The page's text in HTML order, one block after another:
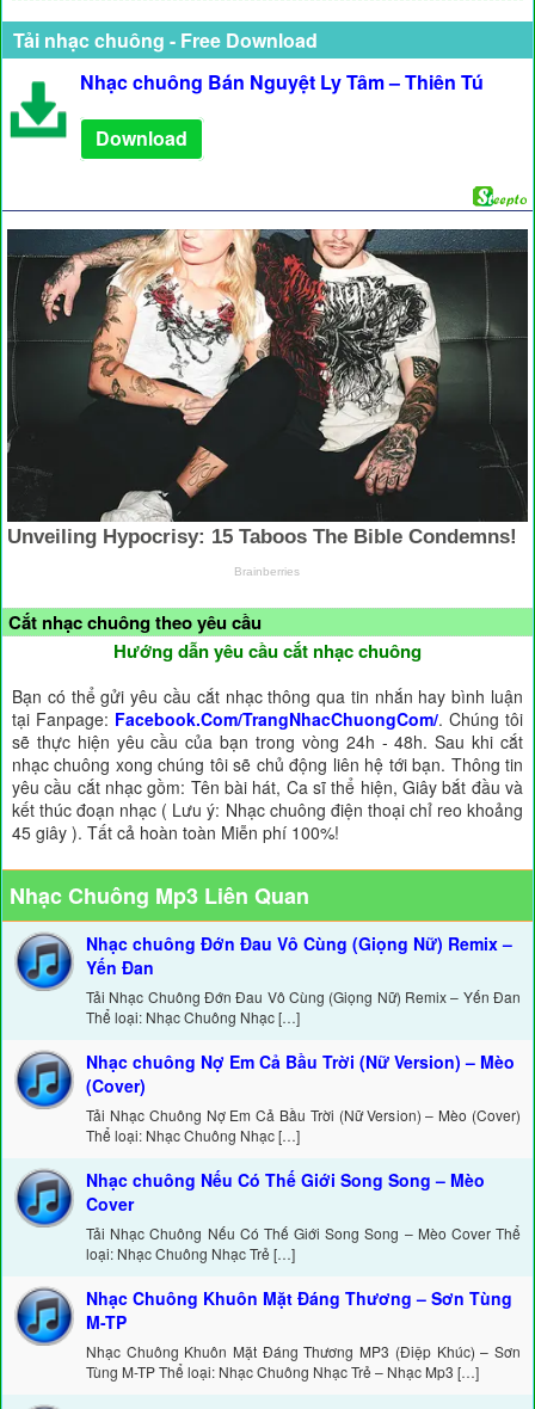
Tải nhạc chuông - Free Download
Nhạc chuông Bán Nguyệt Ly Tâm – Thiên Tú
Download
Cắt nhạc chuông theo yêu cầu
Hướng dẫn yêu cầu cắt nhạc chuông
Bạn có thể gửi yêu cầu cắt nhạc thông qua tin nhắn hay bình luận
tại Fanpage: Facebook.Com/TrangNhacChuongCom/. Chúng tôi
sẽ thực hiện yêu cầu của bạn trong vòng 24h - 48h. Sau khi cắt
nhạc chuông xong chúng tôi sẽ chủ động liên hệ tới bạn. Thông tin
yêu cầu cắt nhạc gồm: Tên bài hát, Ca sĩ thể hiện, Giây bắt đầu và
kết thúc đoạn nhạc ( Lưu ý: Nhạc chuông điện thoại chỉ reo khoảng
45 giây ). Tất cả hoàn toàn Miễn phí 100%!
Nhạc Chuông Mp3 Liên Quan
Nhạc chuông Đớn Đau Vô Cùng (Giọng Nữ) Remix –
Yến Đan
Tải Nhạc Chuông Đớn Đau Vô Cùng (Giọng Nữ) Remix – Yến Đan
Thể loại: Nhạc Chuông Nhạc […]
Nhạc chuông Nợ Em Cả Bầu Trời (Nữ Version) – Mèo
(Cover)
Tải Nhạc Chuông Nợ Em Cả Bầu Trời (Nữ Version) – Mèo (Cover)
Thể loại: Nhạc Chuông Nhạc […]
Nhạc chuông Nếu Có Thế Giới Song Song – Mèo
Cover
Tải Nhạc Chuông Nếu Có Thế Giới Song Song – Mèo Cover Thể
loại: Nhạc Chuông Nhạc Trẻ […]
Nhạc Chuông Khuôn Mặt Đáng Thương – Sơn Tùng
M-TP
Nhạc Chuông Khuôn Mặt Đáng Thương MP3 (Điệp Khúc) – Sơn
Tùng M-TP Thể loại: Nhạc Chuông Nhạc Trẻ – Nhạc Mp3 […]